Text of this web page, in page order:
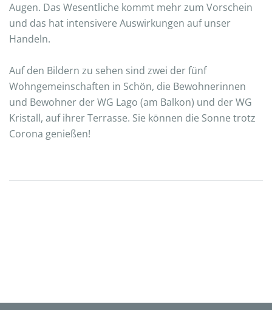
Augen. Das Wesentliche kommt mehr zum Vorschein
und das hat intensivere Auswirkungen auf unser
Handeln.
Auf den Bildern zu sehen sind zwei der fünf
Wohngemeinschaften in Schön, die Bewohnerinnen
und Bewohner der WG Lago (am Balkon) und der WG
Kristall, auf ihrer Terrasse. Sie können die Sonne trotz
Corona genießen!